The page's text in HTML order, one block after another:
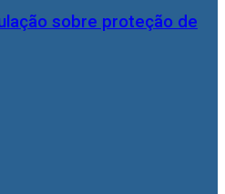
sobre proteção de